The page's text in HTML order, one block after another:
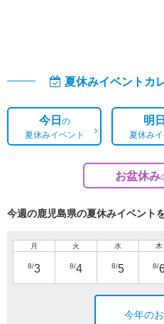
夏休みイベントカ
今日の
夏休みイベント
明日
夏休み
お盆休み
今週の鹿児島県の夏休みイベント
月
8/3
火
8/4
水
8/5
木
8/
今年の